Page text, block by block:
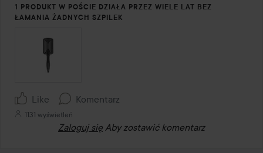
1 PRODUKT W POŚCIE DZIAŁA PRZEZ WIELE LAT BEZ
ŁAMANIA ŻADNYCH SZPILEK
Like Komentarz
1131 wyświetleń
Zaloguj się Aby zostawić komentarz